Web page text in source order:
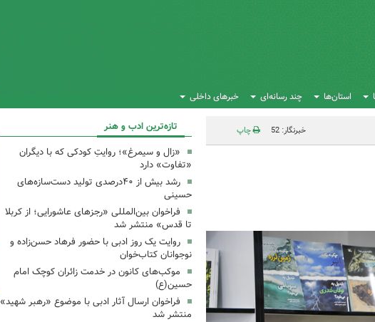
استان‌ها چند رسانه‌ای خبرهای داخلی
خبرنگار: 52 چاپ تازه‌ترین ادب و هنر
«زال و سیمرغ»؛ روایتِ کودکی که با دیگران
«تفاوت» دارد
رشد بیش از ۴۰درصدی تولید دست‌سازه‌های
حسینی
فراخوان بین‌المللی «رجزهای عاشورایی؛ از کربلا
تا قدس» منتشر شد
روایت یک روز ادبی با حضور فرهاد حسن‌زاده و
نوجوانان کتاب‌خوان
موکب‌های کانون در خدمت زائران کوچک امام
حسین(ع)
فراخوان ارسال آثار ادبی با موضوع «رهبر شهید»
منتشر شد